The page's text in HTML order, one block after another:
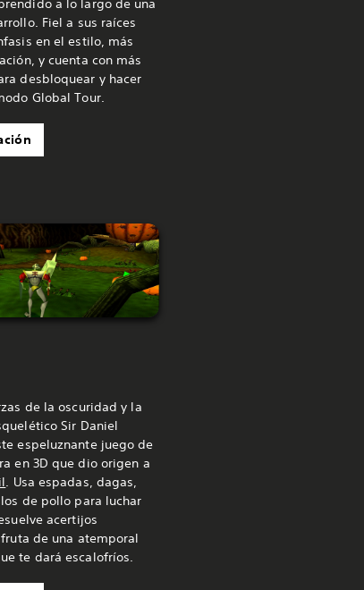
a lo largo de una
Fiel a sus raíces
en el estilo, más
y cuenta con más
desbloquear y hacer
Global Tour.
de la oscuridad y la
Sir Daniel
espeluznante juego de
en 3D que dio origen a
. Usa espadas, dagas,
de pollo para luchar
acertijos
de una atemporal
te dará escalofríos.